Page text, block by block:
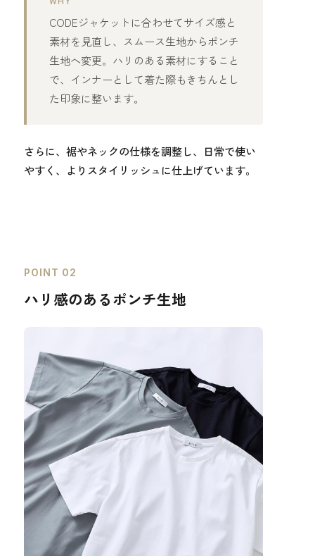
CODEジャケットに合わせてサイズ感と
素材を見直し、スムース生地からポンチ
生地へ変更。ハリのある素材にすること
で、インナーとして着た際もきちんとし
た印象に整います。
さらに、裾やネックの仕様を調整し、日常で使い
やすく、よりスタイリッシュに仕上げています。
POINT 02
ハリ感のあるポンチ生地